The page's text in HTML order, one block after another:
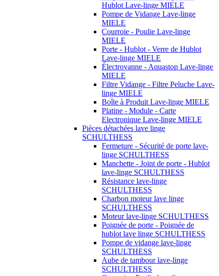
Hublot Lave-linge MIELE
Pompe de Vidange Lave-linge
MIELE
Courroie - Poulie Lave-linge
MIELE
Porte - Hublot - Verre de Hublot
Lave-linge MIELE
Électrovanne - Aquastop Lave-linge
MIELE
Filtre Vidange - Filtre Peluche Lave-
linge MIELE
Boîte à Produit Lave-linge MIELE
Platine - Module - Carte
Electronique Lave-linge MIELE
Pièces détachées lave linge
SCHULTHESS
Fermeture - Sécurité de porte lave-
linge SCHULTHESS
Manchette - Joint de porte - Hublot
lave-linge SCHULTHESS
Résistance lave-linge
SCHULTHESS
Charbon moteur lave linge
SCHULTHESS
Moteur lave-linge SCHULTHESS
Poignée de porte - Poignée de
hublot lave linge SCHULTHESS
Pompe de vidange lave-linge
SCHULTHESS
Aube de tambour lave-linge
SCHULTHESS